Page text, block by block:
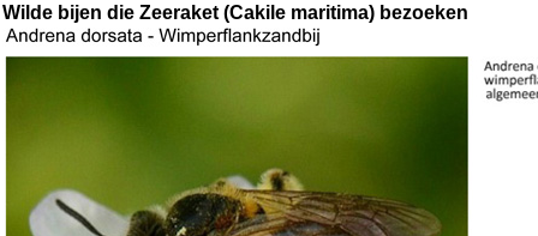
Wilde bijen die Zeeraket (Cakile maritima) bezoeken